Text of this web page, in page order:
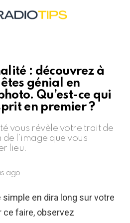
: découvrez à
génial en
Qu’est-ce qui
en premier ?
vous révèle votre trait de
l’image que vous
lieu.
ago
en dira long sur votre
ce faire, observez